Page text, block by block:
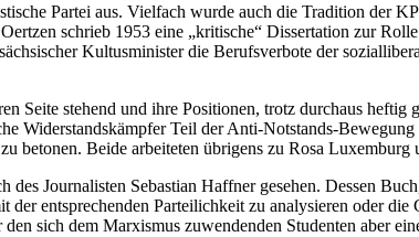
Partei aus. Vielfach wurde auch die Tradition der
schrieb 1953 eine „kritische“ Dissertation zur
Kultusminister die Berufsverbote der
stehend und ihre Positionen, trotz durchaus heftig
Widerstandskämpfer Teil der Anti-Notstands-
betonen. Beide arbeiteten übrigens zu Rosa
Journalisten Sebastian Haffner gesehen. Dessen
entsprechenden Parteilichkeit zu analysieren oder
sich dem Marxismus zuwendenden Studenten aber